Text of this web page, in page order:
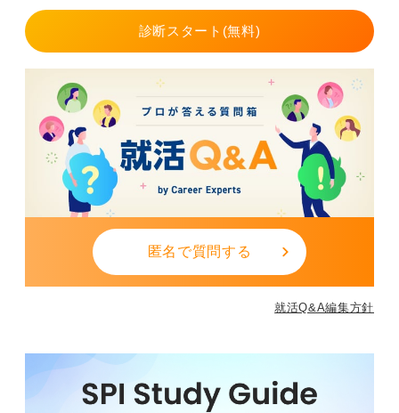
診断スタート(無料)
匿名で質問する
就活Q&A編集方針